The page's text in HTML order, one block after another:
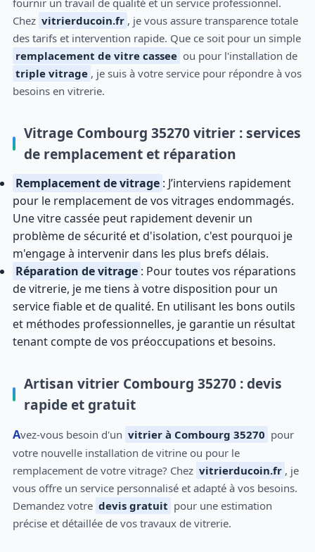
fournir un travail de qualité et un service professionnel.
Chez vitrierducoin.fr , je vous assure transparence totale
des tarifs et intervention rapide. Que ce soit pour un simple
remplacement de vitre cassee ou pour l'installation de
triple vitrage , je suis à votre service pour répondre à vos
besoins en vitrerie.
Vitrage Combourg 35270 vitrier : services
de remplacement et réparation
Remplacement de vitrage : J’interviens rapidement
pour le remplacement de vos vitrages endommagés.
Une vitre cassée peut rapidement devenir un
problème de sécurité et d'isolation, c'est pourquoi je
m'engage à intervenir dans les plus brefs délais.
Réparation de vitrage : Pour toutes vos réparations
de vitrerie, je me tiens à votre disposition pour un
service fiable et de qualité. En utilisant les bons outils
et méthodes professionnelles, je garantie un résultat
tenant compte de vos préoccupations et besoins.
Artisan vitrier Combourg 35270 : devis
rapide et gratuit
Avez-vous besoin d'un vitrier à Combourg 35270 pour
votre nouvelle installation de vitrine ou pour le
remplacement de votre vitrage? Chez vitrierducoin.fr , je
vous offre un service personnalisé et adapté à vos besoins.
Demandez votre devis gratuit pour une estimation
précise et détaillée de vos travaux de vitrerie.